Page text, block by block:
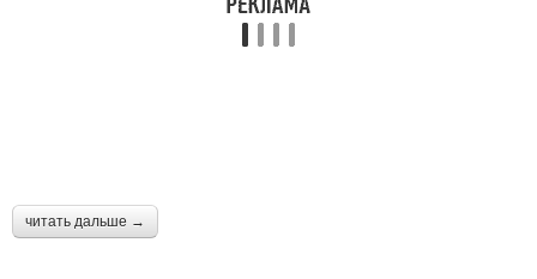
читать дальше →